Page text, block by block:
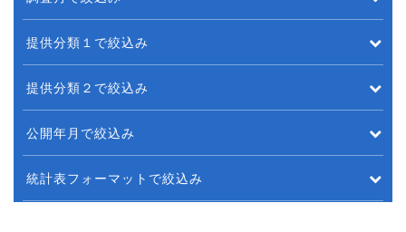
提供分類１で絞込み
提供分類２で絞込み
公開年月で絞込み
統計表フォーマットで絞込み